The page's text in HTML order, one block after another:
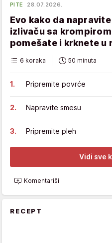
PITE 28.07.2026.
Evo kako da
izlivaču sa
pomešate i krknete u
6 koraka 50 minuta
Pripremite povrće
Napravite smesu
Pripremite pleh
Vidi sve
Komentariši
RECEPT